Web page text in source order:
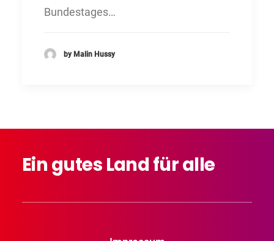
Bundestages…
by Malin Hussy
EingutesLandfüralle